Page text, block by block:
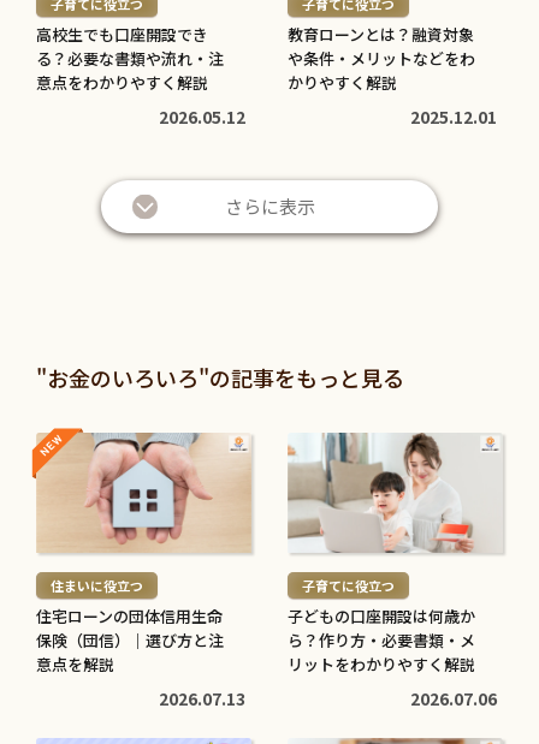
>
高校生でも口座開設でき
る？必要な書類や流れ・注
意点をわかりやすく解説
2026.05.12
>
教育ローンとは？融資対象
や条件・メリットなどをわ
かりやすく解説
2025.12.01
さらに表示
"お金のいろいろ"の記事をもっと見る
続
き
む
>
NEW
NEW
住まいに役立つ
住宅ローンの団体信用生命
保険（団信）｜選び方と注
意点を解説
2026.07.13
続
き
を
読
む
> 子育てに役立つ
子どもの口座開設は何歳か
ら？作り方・必要書類・メ
リットをわかりやすく解説
2026.07.06